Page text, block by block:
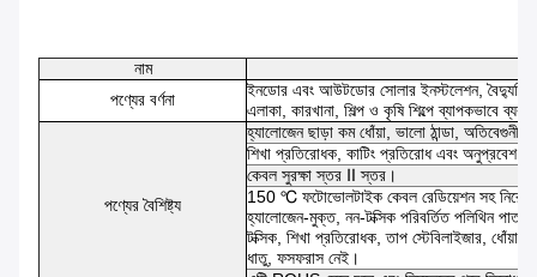
নাম
পণ্যের বর্ণনা
ইনডোর এবং আউটডোর সোলার ইনস্টলেশন,
এলাকা, কারখানা, শিল্প ও কৃষি শিল্পে ব্যাপকভাবে
পণ্যের বৈশিষ্ট্য
হ্যালোজেন ছাড়া কম ধোঁয়া, ভালো ঠান্ডা,
শিখা প্রতিরোধক, কাটিং প্রতিরোধ এবং অনুপ্রবেশ
কেবল সুরক্ষা স্তর Ⅱ স্তর।
150 ℃ ফটোভোলটাইক কেবল রেডিয়েশন সহ
হ্যালোজেন-মুক্ত, নন-টক্সিক পরিবর্তিত পলিথিন
টক্সিক, শিখা প্রতিরোধক, তাপ স্টেবিলাইজার, ধোঁয়া
ধাতু, ফসফরাস নেই।